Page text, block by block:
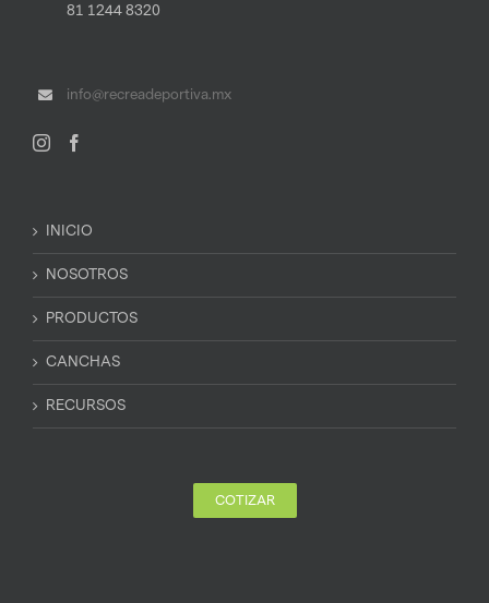
81 1244 8320
info@recreadeportiva.mx
INICIO
NOSOTROS
PRODUCTOS
CANCHAS
RECURSOS
COTIZAR